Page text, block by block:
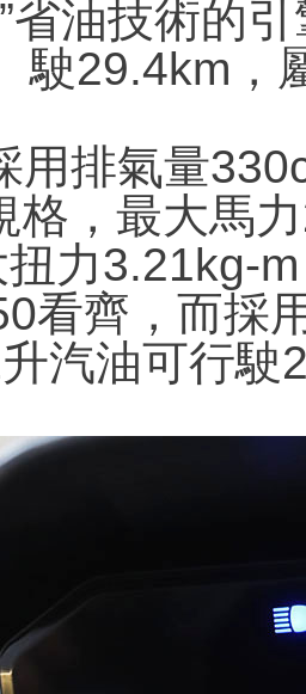
省油技術的
駛29.4km，
用排氣量
格，最大馬
力3.21kg-
看齊，而採
汽油可行駛